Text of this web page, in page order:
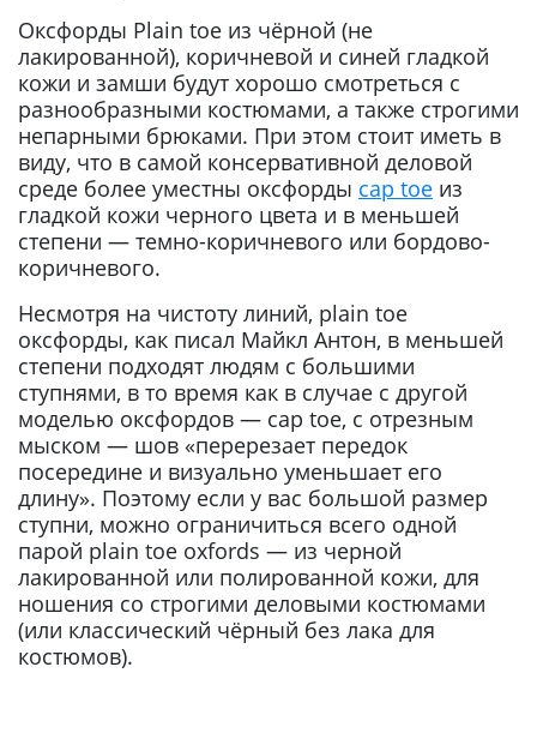
Оксфорды Plain toe из чёрной (не
лакированной), коричневой и синей гладкой
кожи и замши будут хорошо смотреться с
разнообразными костюмами, а также строгими
непарными брюками. При этом стоит иметь в
виду, что в самой консервативной деловой
среде более уместны оксфорды cap toe из
гладкой кожи черного цвета и в меньшей
степени — темно-коричневого или бордово-
коричневого.
Несмотря на чистоту линий, plain toe
оксфорды, как писал Майкл Антон, в меньшей
степени подходят людям с большими
ступнями, в то время как в случае с другой
моделью оксфордов — cap toe, с отрезным
мыском — шов «перерезает передок
посередине и визуально уменьшает его
длину». Поэтому если у вас большой размер
ступни, можно ограничиться всего одной
парой plain toe oxfords — из черной
лакированной или полированной кожи, для
ношения со строгими деловыми костюмами
(или классический чёрный без лака для
костюмов).